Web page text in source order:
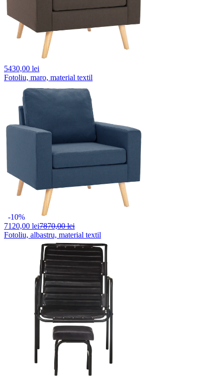
5430,00 lei
Fotoliu, maro, material textil
-10%
7120,00 lei7870,00 lei
Fotoliu, albastru, material textil